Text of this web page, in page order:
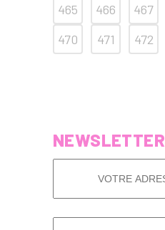
465 466 467
470
471 472
NEWSLETTER